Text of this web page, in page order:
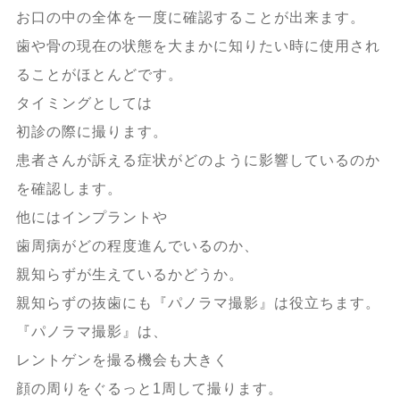
お口の中の全体を一度に確認することが出来ます。
歯や骨の現在の状態を大まかに知りたい時に使用され
ることがほとんどです。
タイミングとしては
初診の際に撮ります。
患者さんが訴える症状がどのように影響しているのか
を確認します。
他にはインプラントや
歯周病がどの程度進んでいるのか、
親知らずが生えているかどうか。
親知らずの抜歯にも『パノラマ撮影』は役立ちます。
『パノラマ撮影』は、
レントゲンを撮る機会も大きく
顔の周りをぐるっと1周して撮ります。